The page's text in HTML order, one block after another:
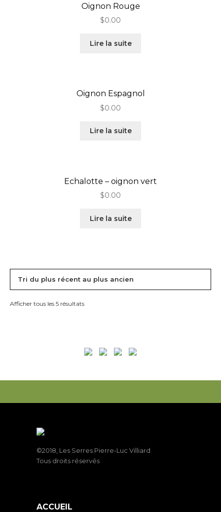
Oignon Rouge
$0.00
Lire la suite
Oignon Espagnol
$0.00
Lire la suite
Echalotte – oignon vert
$0.00
Lire la suite
Afficher tous les 5 résultats
©2018, Les Serres Pierre-Luc Villiard
Tous droits réservés
ACCUEIL